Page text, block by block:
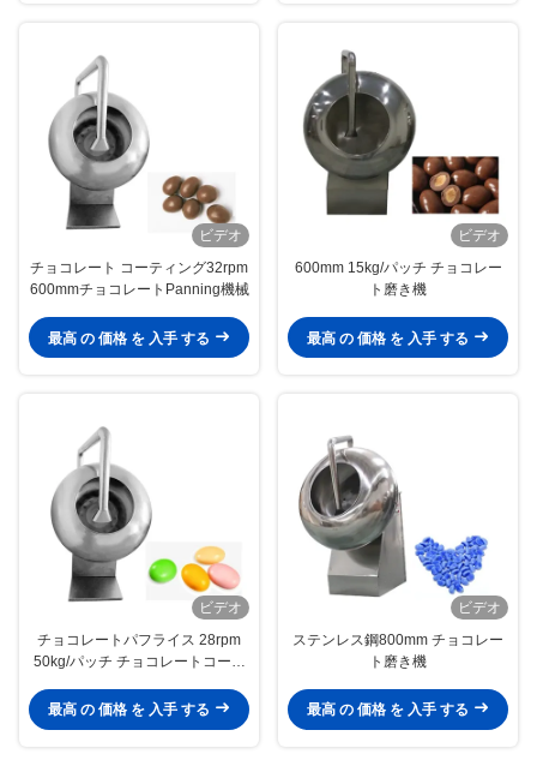
ビデオ
チョコレート コーティング32rpm
600mmチョコレートPanning機械
最高 の 価格 を 入手 する
ビデオ
600mm 15kg/パッチ チョコレー
ト磨き機
最高 の 価格 を 入手 する
ビデオ
チョコレートパフライス 28rpm
50kg/パッチ チョコレートコーテ
最高 の 価格 を 入手 する
ビデオ
ステンレス鋼800mm チョコレー
ト磨き機
最高 の 価格 を 入手 する